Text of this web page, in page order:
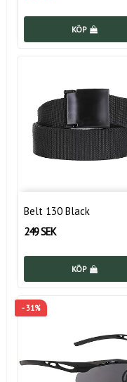
KÖP
Belt 130 Black
249 SEK
KÖP
- 31%